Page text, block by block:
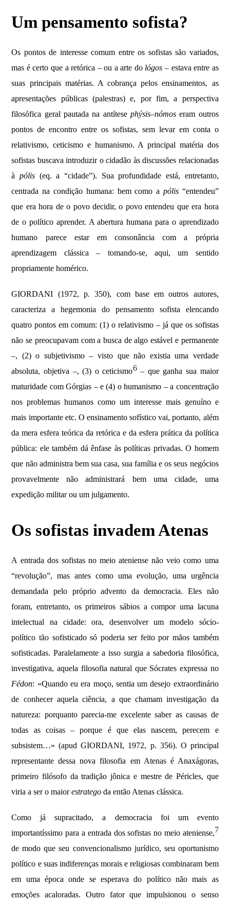
Um pensamento sofista?
Os pontos de interesse comum entre os sofistas são variados,
mas é certo que a retórica – ou a arte do lógos – estava entre as
suas principais matérias. A cobrança pelos ensinamentos, as
apresentações públicas (palestras) e, por fim, a perspectiva
filosófica geral pautada na antítese phýsis–nómoseram outros
pontos de encontro entre os sofistas, sem levar em conta o
relativismo, ceticismo e humanismo. A principal matéria dos
sofistas buscava introduzir o cidadão às discussões relacionadas
àpólis (eq. a “cidade”). Sua profundidade está, entretanto,
centrada na condição humana: bem como a pólis“entendeu”
que era hora de o povo decidir, o povo entendeu que era hora
de o político aprender. A abertura humana para o aprendizado
humano parece estar em consonância com a própria
aprendizagem clássica – tomando-se, aqui, um sentido
propriamente homérico.
GIORDANI (1972, p. 350), com base em outros autores,
caracteriza a hegemonia do pensamento sofista elencando
quatro pontos em comum: (1) o relativismo – já que os sofistas
não se preocupavam com a busca de algo estável e permanente
–, (2) o subjetivismo – visto que não existia uma verdade
absoluta, objetiva –, (3) o ceticismo6– que ganha sua maior
maturidade com Górgias – e (4) o humanismo – a concentração
nos problemas humanos como um interesse mais genuíno e
mais importante etc. O ensinamento sofístico vai, portanto, além
da mera esfera teórica da retórica e da esfera prática da política
pública: ele também dá ênfase às políticas privadas. O homem
que não administra bem sua casa, sua família e os seus negócios
provavelmente não administrará bem uma cidade, uma
expedição militar ou um julgamento.
Os sofistas invadem Atenas
A entrada dos sofistas no meio ateniense não veio como uma
“revolução”, mas antes como uma evolução, uma urgência
demandada pelo próprio advento da democracia. Eles não
foram, entretanto, os primeiros sábios a compor uma lacuna
intelectual na cidade: ora, desenvolver um modelo sócio-
político tão sofisticado só poderia ser feito por mãos também
sofisticadas. Paralelamente a isso surgia a sabedoria filosófica,
investigativa, aquela filosofia natural que Sócrates expressa no
Fédon: «Quando eu era moço, sentia um desejo extraordinário
de conhecer aquela ciência, a que chamam investigação da
natureza: porquanto parecia-me excelente saber as causas de
todas as coisas – porque é que elas nascem, perecem e
subsistem…» (apud GIORDANI, 1972, p. 356). O principal
representante dessa nova filosofia em Atenas é Anaxágoras,
primeiro filósofo da tradição jônica e mestre de Péricles, que
viria a ser o maiorestratego da então Atenas clássica.
Como já supracitado, a democracia foi um evento
importantíssimo para a entrada dos sofistas no meio ateniense,7
de modo que seu convencionalismo jurídico, seu oportunismo
político e suas indiferenças morais e religiosas combinaram bem
em uma época onde se esperava do político não mais as
emoções acaloradas. Outro fator que impulsionou o senso